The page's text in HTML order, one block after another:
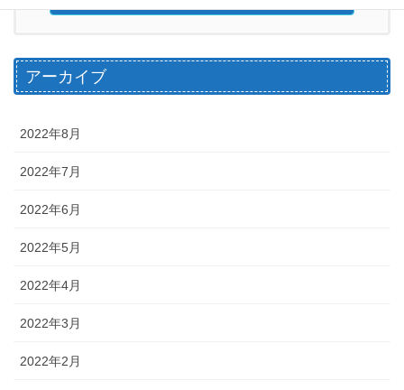
アーカイブ
2022年8月
2022年7月
2022年6月
2022年5月
2022年4月
2022年3月
2022年2月